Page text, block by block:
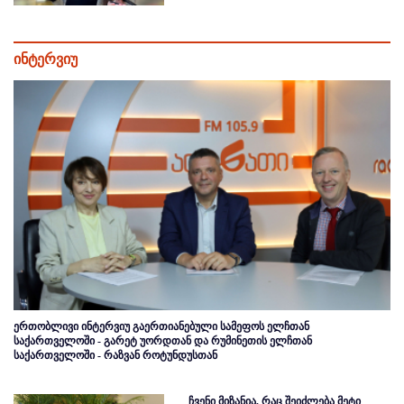
ინტერვიუ
ერთობლივი ინტერვიუ გაერთიანებული სამეფოს ელჩთან
საქართველოში - გარეტ უორდთან და რუმინეთის ელჩთან
საქართველოში - რაზვან როტუნდუსთან
ჩვენი მიზანია, რაც შეიძლება მეტი